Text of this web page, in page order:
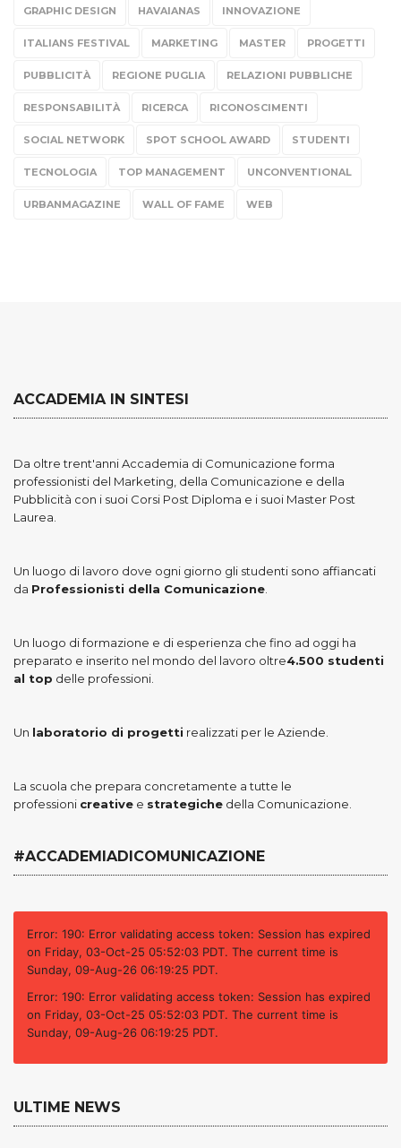
GRAPHIC DESIGN HAVAIANAS INNOVAZIONE
ITALIANS FESTIVAL MARKETING MASTER PROGETTI
PUBBLICITÀ REGIONE PUGLIA RELAZIONI PUBBLICHE
RESPONSABILITÀ RICERCA RICONOSCIMENTI
SOCIAL NETWORK SPOT SCHOOL AWARD STUDENTI
TECNOLOGIA TOP MANAGEMENT UNCONVENTIONAL
URBANMAGAZINE WALL OF FAME WEB
ACCADEMIA IN SINTESI
Da oltre trent'anni Accademia di Comunicazione forma
professionisti del Marketing, della Comunicazione e della
Pubblicità con i suoi Corsi Post Diploma e i suoi Master Post
Laurea.
Un luogo di lavoro dove ogni giorno gli studenti sono affiancati
da Professionisti della Comunicazione
Un luogo di formazione e di esperienza che fino ad oggi ha
preparato e inserito nel mondo del lavoro oltre4.500 studenti
al top delle professioni.
Un laboratorio di progetti realizzati per le Aziende.
La scuola che prepara concretamente a tutte le
professioni creative e strategiche della Comunicazione.
#ACCADEMIADICOMUNICAZIONE
Error: 190: Error validating access token: Session has expired
on Friday, 03-Oct-25 05:52:03 PDT. The current time is
Sunday, 09-Aug-26 06:19:25 PDT.
Error: 190: Error validating access token: Session has expired
on Friday, 03-Oct-25 05:52:03 PDT. The current time is
Sunday, 09-Aug-26 06:19:25 PDT.
ULTIME NEWS